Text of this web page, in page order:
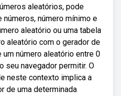
aleatórios, pode
número mínimo e
aleatório ou uma tabela
aleatório com o gerador de
número aleatório entre 0
seu navegador permitir. O
neste contexto implica a
de uma determinada